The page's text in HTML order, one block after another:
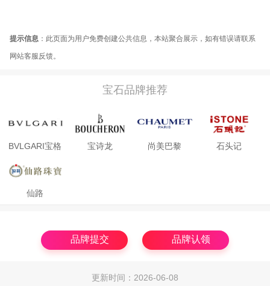
提示信息 ：此页面为用户免费创建公共信息，本站聚合展示，如有错误请联系
网站客服反馈。
宝石品牌推荐
BVLGARI宝格
宝诗龙 尚美巴黎 石头记
仙路
品牌提交 品牌认领
更新时间：2026-06-08